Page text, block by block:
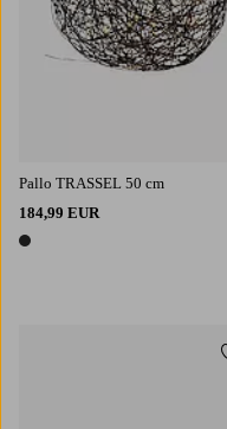
Pallo TRASSEL 50 cm
184,99 EUR
1 väri